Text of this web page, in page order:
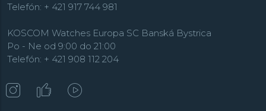
Telefón: + 421 917 744 981
KOSCOM Watches Europa SC Banská Bystrica
Po - Ne od 9:00 do 21:00
Telefón: + 421 908 112 204